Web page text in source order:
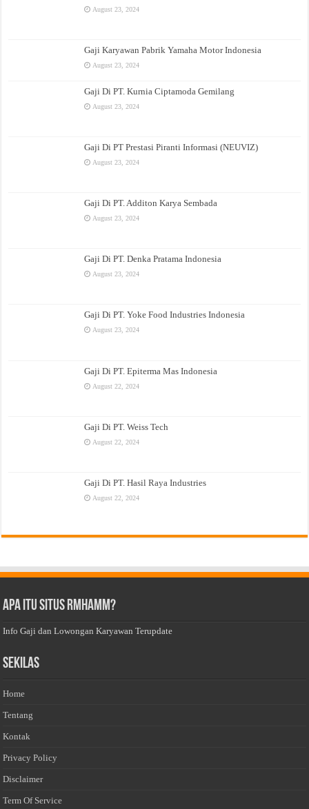
August 23, 2024
Gaji Karyawan Pabrik Yamaha Motor Indonesia
August 23, 2024
Gaji Di PT. Kurnia Ciptamoda Gemilang
August 23, 2024
Gaji Di PT Prestasi Piranti Informasi (NEUVIZ)
August 23, 2024
Gaji Di PT. Additon Karya Sembada
August 23, 2024
Gaji Di PT. Denka Pratama Indonesia
August 23, 2024
Gaji Di PT. Yoke Food Industries Indonesia
August 23, 2024
Gaji Di PT. Epiterma Mas Indonesia
August 22, 2024
Gaji Di PT. Weiss Tech
August 22, 2024
Gaji Di PT. Hasil Raya Industries
August 22, 2024
Apa Itu Situs Rmhamm?
Info Gaji dan Lowongan Karyawan Terupdate
Sekilas
Home
Tentang
Kontak
Privacy Policy
Disclaimer
Term Of Service